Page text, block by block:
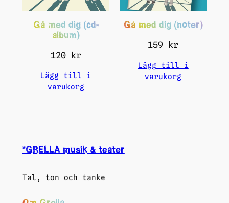
Gå med dig (cd-
album)
120
kr
Lägg till i
varukorg
Gå med dig (noter)
159
kr
Lägg till i
varukorg
*GRELLA musik & teater
Tal, ton och tanke